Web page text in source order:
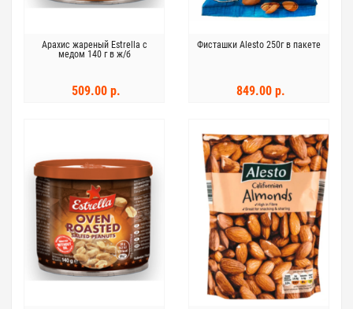
Арахис жареный Estrella с
медом 140 г в ж/б
509.00 р.
Фисташки Alesto 250г в пакете
849.00 р.